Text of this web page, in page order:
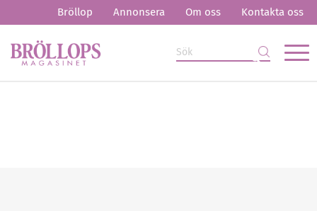
Bröllop Annonsera Om oss Kontakta oss